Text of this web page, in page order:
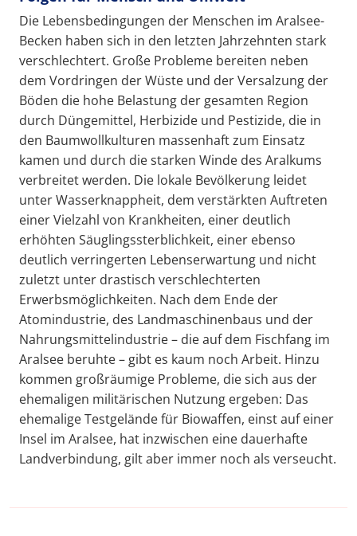
Die Lebensbedingungen der Menschen im Aralsee-
Becken haben sich in den letzten Jahrzehnten stark
verschlechtert. Große Probleme bereiten neben
dem Vordringen der Wüste und der Versalzung der
Böden die hohe Belastung der gesamten Region
durch Düngemittel, Herbizide und Pestizide, die in
den Baumwollkulturen massenhaft zum Einsatz
kamen und durch die starken Winde des Aralkums
verbreitet werden. Die lokale Bevölkerung leidet
unter Wasserknappheit, dem verstärkten Auftreten
einer Vielzahl von Krankheiten, einer deutlich
erhöhten Säuglingssterblichkeit, einer ebenso
deutlich verringerten Lebenserwartung und nicht
zuletzt unter drastisch verschlechterten
Erwerbsmöglichkeiten. Nach dem Ende der
Atomindustrie, des Landmaschinenbaus und der
Nahrungsmittelindustrie – die auf dem Fischfang im
Aralsee beruhte – gibt es kaum noch Arbeit. Hinzu
kommen großräumige Probleme, die sich aus der
ehemaligen militärischen Nutzung ergeben: Das
ehemalige Testgelände für Biowaffen, einst auf einer
Insel im Aralsee, hat inzwischen eine dauerhafte
Landverbindung, gilt aber immer noch als verseucht.